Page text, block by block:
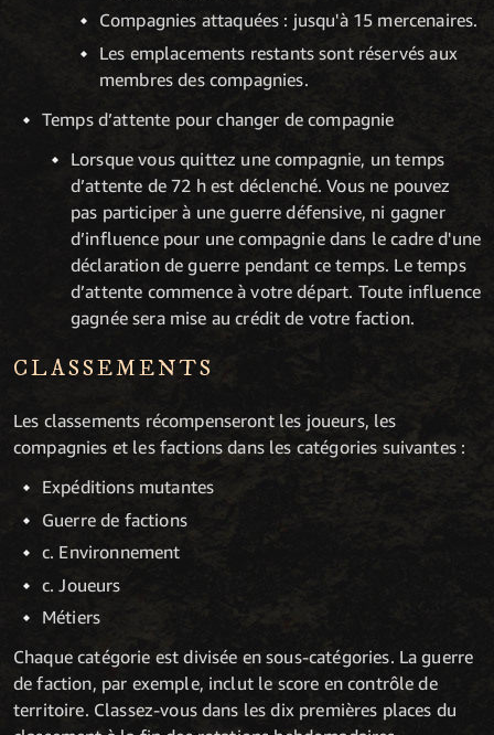
Compagnies attaquées : jusqu'à 15 mercenaires.
Les emplacements restants sont réservés aux
membres des compagnies.
Temps d’attente pour changer de compagnie
Lorsque vous quittez une compagnie, un temps
d’attente de 72 h est déclenché. Vous ne pouvez
pas participer à une guerre défensive, ni gagner
d’influence pour une compagnie dans le cadre d'une
déclaration de guerre pendant ce temps. Le temps
d’attente commence à votre départ. Toute influence
gagnée sera mise au crédit de votre faction.
CLASSEMENTS
Les classements récompenseront les joueurs, les
compagnies et les factions dans les catégories suivantes :
Expéditions mutantes
Guerre de factions
c. Environnement
c. Joueurs
Métiers
Chaque catégorie est divisée en sous-catégories. La guerre
de faction, par exemple, inclut le score en contrôle de
territoire. Classez-vous dans les dix premières places du